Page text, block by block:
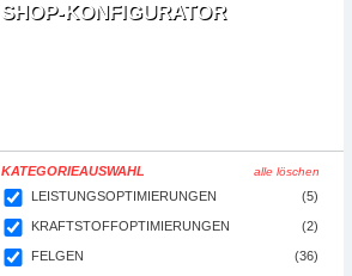
SHOP-KONFIGURATOR
KATEGORIEAUSWAHL alle löschen
LEISTUNGSOPTIMIERUNGEN (5)
KRAFTSTOFFOPTIMIERUNGEN (2)
FELGEN (36)